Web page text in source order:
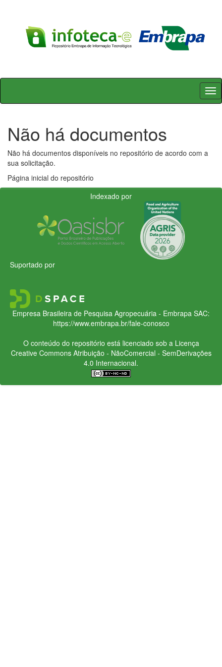
Skip
Não há documentos
Não há documentos disponíveis no repositório de acordo com a
sua solicitação.
Página inicial do repositório
Indexado por
Suportado por
Empresa Brasileira de Pesquisa Agropecuária - Embrapa SAC:
https://www.embrapa.br/fale-conosco
O conteúdo do repositório está licenciado sob a Licença
Creative CommonsAtribuição - NãoComercial - SemDerivações
4.0 Internacional.